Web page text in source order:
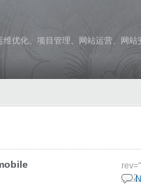
维优化、项目管理、网站运营、网
17 2